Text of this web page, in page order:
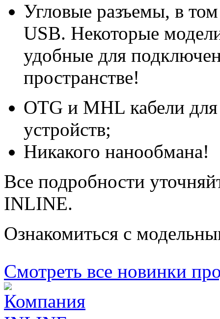
Угловые разъемы, в
USB. Некоторые
удобные для
пространстве!
OTG и MHL кабели
устройств;
Никакого нанообмана!
Все подробности
INLINE.
Ознакомиться с
Смотреть все новинки